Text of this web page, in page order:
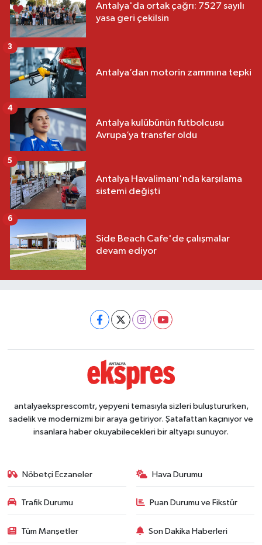
Antalya'da ortak çağrı: 7527 sayılı
yasa geri çekilsin
Antalya’dan motorin zammına tepki
3
Antalya kulübünün futbolcusu
Avrupa’ya transfer oldu
4
Antalya Havalimanı'nda karşılama
sistemi değişti
5
Side Beach Cafe'de çalışmalar
devam ediyor
6
antalyaeksprescomtr, yepyeni temasıyla sizleri buluştururken,
sadelik ve modernizmi bir araya getiriyor. Şatafattan kaçınıyor ve
insanlara haber okuyabilecekleri bir altyapı sunuyor.
Nöbetçi Eczaneler Hava Durumu
Trafik Durumu Puan Durumu ve Fikstür
Tüm Manşetler Son Dakika Haberleri